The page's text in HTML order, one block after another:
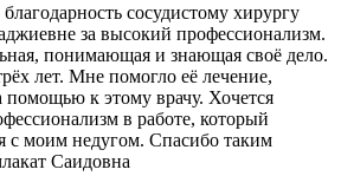
сосудистому хирургу
за высокий профессионализм.
понимающая и знающая своё дело.
лет. Мне помогло её лечение,
помощью к этому врачу. Хочется
в работе, который
с моим недугом. Спасибо таким
Саидовна